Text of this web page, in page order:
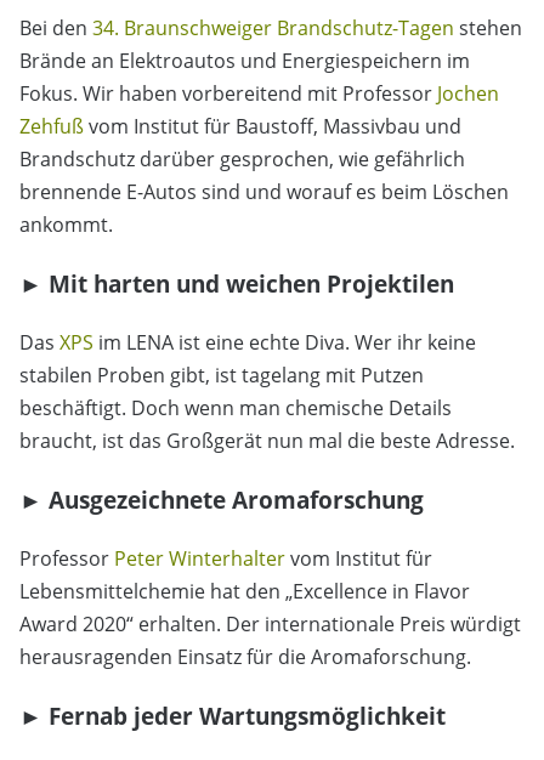
Bei den 34. Braunschweiger Brandschutz-Tagen stehen
Brände an Elektroautos und Energiespeichern im
Fokus. Wir haben vorbereitend mit Professor Jochen
Zehfußvom Institut für Baustoff, Massivbau und
Brandschutz darüber gesprochen, wie gefährlich
brennende E-Autos sind und worauf es beim Löschen
ankommt.
► Mit harten und weichen Projektilen
Das XPS im LENA ist eine echte Diva. Wer ihr keine
stabilen Proben gibt, ist tagelang mit Putzen
beschäftigt. Doch wenn man chemische Details
braucht, ist das Großgerät nun mal die beste Adresse.
► Ausgezeichnete Aromaforschung
Professor Peter Winterhaltervom Institut für
Lebensmittelchemie hat den „Excellence in Flavor
Award 2020“ erhalten. Der internationale Preis würdigt
herausragenden Einsatz für die Aromaforschung.
► Fernab jeder Wartungsmöglichkeit